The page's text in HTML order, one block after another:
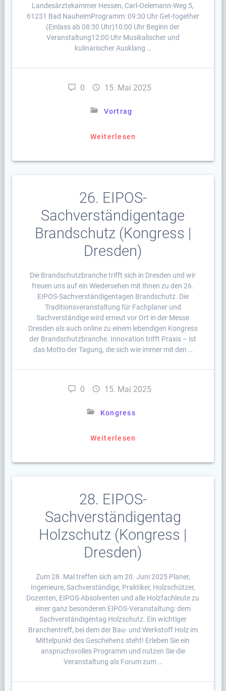
Landesärztekammer Hessen, Carl-Oelemann-Weg 5,
61231 Bad NauheimProgramm: 09:30 Uhr Get-together
(Einlass ab 08:30 Uhr)10:00 Uhr Beginn der
Veranstaltung12:00 Uhr Musikalischer und
kulinarischer Ausklang …
0 15. Mai 2025
Vortrag
Weiterlesen
26. EIPOS-
Sachverständigentage
Brandschutz (Kongress |
Dresden)
Die Brandschutzbranche trifft sich in Dresden und wir
freuen uns auf ein Wiedersehen mit Ihnen zu den 26.
EIPOS-Sachverständigentagen Brandschutz. Die
Traditionsveranstaltung für Fachplaner und
Sachverständige wird erneut vor Ort in der Messe
Dresden als auch online zu einem lebendigen Kongress
der Brandschutzbranche. Innovation trifft Praxis – ist
das Motto der Tagung, die sich wie immer mit den …
0 15. Mai 2025
Kongress
Weiterlesen
28. EIPOS-
Sachverständigentag
Holzschutz (Kongress |
Dresden)
Zum 28. Mal treffen sich am 20. Juni 2025 Planer,
Ingenieure, Sachverständige, Praktiker, Holzschützer,
Dozenten, EIPOS-Absolventen und alle Holzfachleute zu
einer ganz besonderen EIPOS-Veranstaltung: dem
Sachverständigentag Holzschutz. Ein wichtiger
Branchentreff, bei dem der Bau- und Werkstoff Holz im
Mittelpunkt des Geschehens steht! Erleben Sie ein
anspruchsvolles Programm und nutzen Sie die
Veranstaltung als Forum zum …